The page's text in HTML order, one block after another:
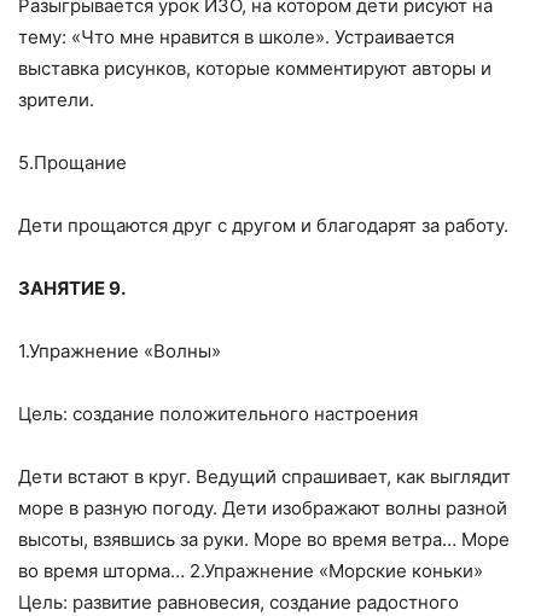
Разыгрывается урок ИЗО, на котором дети рисуют на
тему: «Что мне нравится в школе». Устраивается
выставка рисунков, которые комментируют авторы и
зрители.
5.Прощание
Дети прощаются друг с другом и благодарят за работу.
ЗАНЯТИЕ 9.
1.Упражнение «Волны»
Цель: создание положительного настроения
Дети встают в круг. Ведущий спрашивает, как выглядит
море в разную погоду. Дети изображают волны разной
высоты, взявшись за руки. Море во время ветра… Море
во время шторма… 2.Упражнение «Морские коньки»
Цель: развитие равновесия, создание радостного